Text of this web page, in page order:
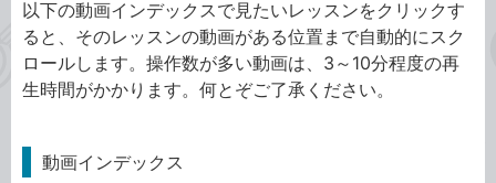
以下の動画インデックスで見たいレッスンをクリックす
ると、そのレッスンの動画がある位置まで自動的にスク
ロールします。操作数が多い動画は、3～10分程度の再
生時間がかかります。何とぞご了承ください。
動画インデックス